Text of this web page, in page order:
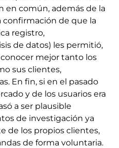
en común, además de la
confirmación de que la
registro,
de datos) les permitió,
mejor tanto los
sus clientes,
En fin, si en el pasado
y de los usuarios era
a ser plausible
de investigación ya
de los propios clientes,
de forma voluntaria.